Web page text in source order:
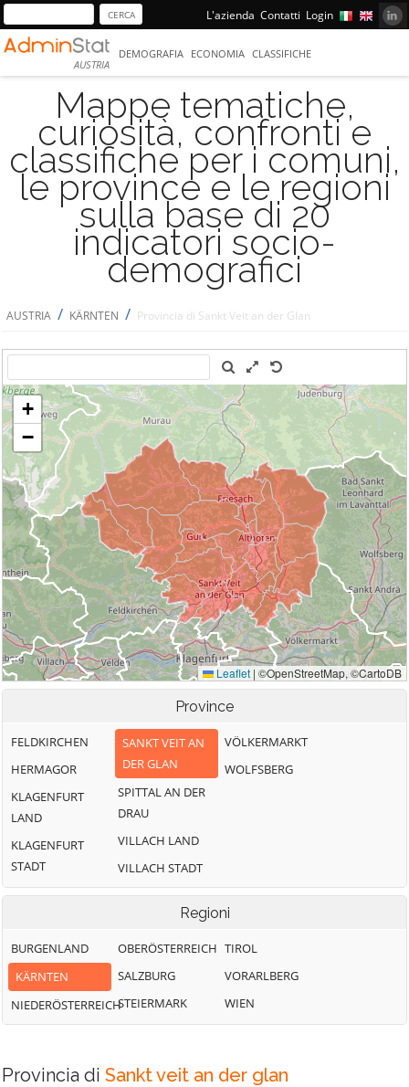
L'azienda Contatti Login
AUSTRIA
DEMOGRAFIA ECONOMIA CLASSIFICHE
Mappe tematiche,
curiosità, confronti e
classifiche per i comuni,
le province e le regioni
sulla base di 20
indicatori socio-
demografici
AUSTRIA / KÄRNTEN / Provincia di Sankt Veit an der Glan
Province
FELDKIRCHEN
HERMAGOR
KLAGENFURT
LAND
KLAGENFURT
STADT
SANKT VEIT AN
DER GLAN
SPITTAL AN DER
DRAU
VILLACH LAND
VILLACH STADT
VÖLKERMARKT
WOLFSBERG
Regioni
BURGENLAND
KÄRNTEN
NIEDERÖSTERREICH
OBERÖSTERREICH
SALZBURG
STEIERMARK
TIROL
VORARLBERG
WIEN
Provincia di Sankt veit an der glan